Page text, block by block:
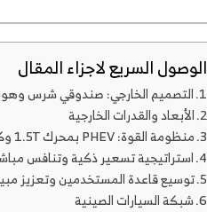
الوصول السريع لاجزاء المقال
التصميم الخارجي: صندوقي شرس
الأبعاد والقدرات الخارجية
منظومة القوة: PHEV بمحرك 1.5T وكهرباء قوية
استراتيجية تسعير ذكية وتنافس
توسيع قاعدة المستخدمين وتعزيز
شبكة السيارات الصينية